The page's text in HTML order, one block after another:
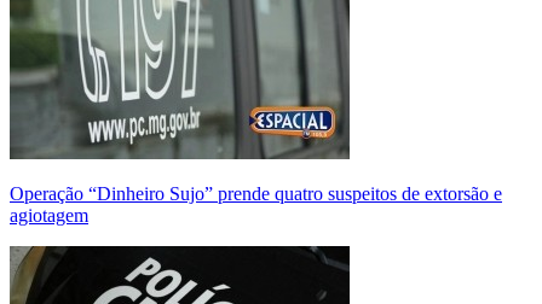
Operação “Dinheiro Sujo” prende quatro suspeitos de extorsão e
agiotagem